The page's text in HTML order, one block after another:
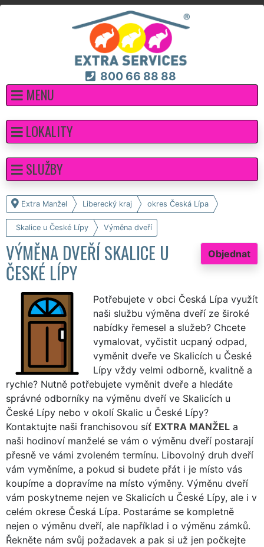
800 66 88 88
MENU
Extra Manžel Liberecký kraj okres Česká Lípa
Skalice u České Lípy Výměna dveří
Objednat
VÝMĚNA DVEŘÍ SKALICE U
ČESKÉ LÍPY
Potřebujete v obci Česká Lípa využít
naši službu výměna dveří ze široké
nabídky řemesel a služeb? Chcete
vymalovat, vyčistit ucpaný odpad,
vyměnit dveře ve Skalicích u České
Lípy vždy velmi odborně, kvalitně a
rychle? Nutně potřebujete vyměnit dveře a hledáte
správné odborníky na výměnu dveří ve Skalicích u
České Lípy nebo v okolí Skalic u České Lípy?
Kontaktujte naši franchisovou síť EXTRA MANŽEL a
naši hodinoví manželé se vám o výměnu dveří postarají
přesně ve vámi zvoleném termínu. Libovolný druh dveří
vám vyměníme, a pokud si budete přát i je místo vás
koupíme a dopravíme na místo výměny. Výměnu dveří
vám poskytneme nejen ve Skalicích u České Lípy, ale i v
celém okrese Česká Lípa. Postaráme se kompletně
nejen o výměnu dveří, ale například i o výměnu zámků.
Řekněte nám svůj požadavek a pak si už jen počkejte
LOKALITY
SLUŽBY